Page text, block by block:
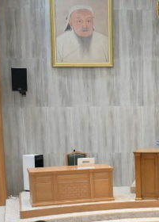
126-гийн НЭГ
Спорт